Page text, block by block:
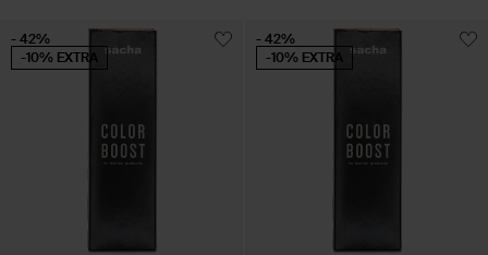
- 42%
-10% EXTRA
- 42%
-10% EXTRA